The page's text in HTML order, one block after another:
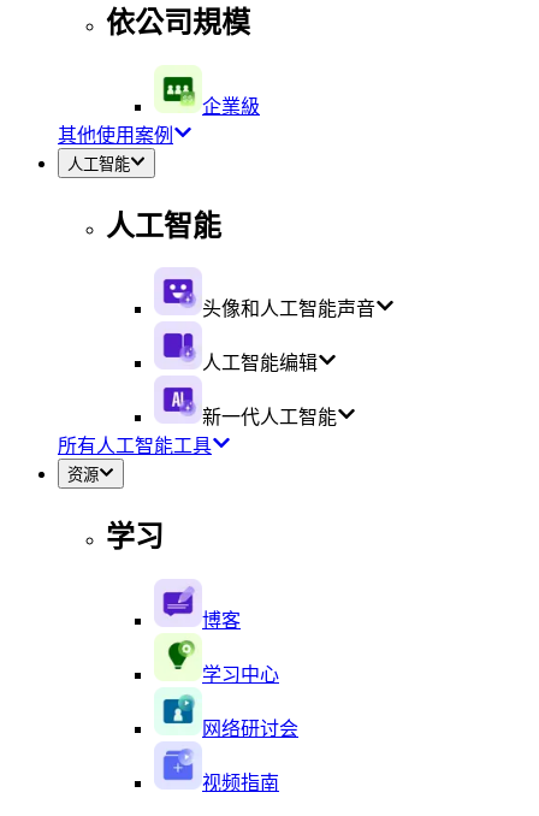
依公司規模
企業級
其他使用案例
人工智能
人工智能
头像和人工智能声音
人工智能编辑
新一代人工智能
所有人工智能工具
资源
学习
博客
学习中心
网络研讨会
视频指南